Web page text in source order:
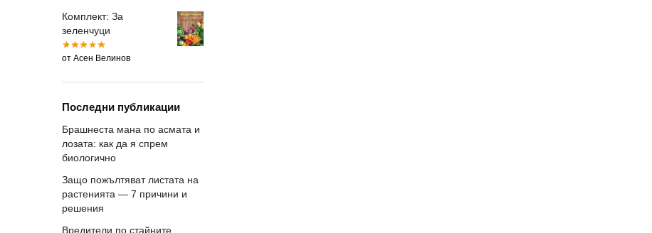
Комплект: За
зеленчуци
от Асен Велинов
Последни публикации
Брашнеста мана по асмата и
лозата: как да я спрем
биологично
Защо пожълтяват листата на
растенията — 7 причини и
решения
Вредители по стайните